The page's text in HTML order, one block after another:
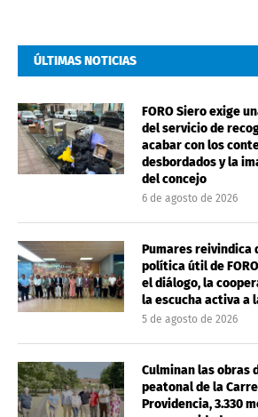
ÚLTIMAS NOTICIAS
FORO Siero exige
del servicio de
acabar con los
desbordados y la
del concejo
6 de agosto de 2026
Pumares reivindica
política útil de
el diálogo, la
la escucha activa a
5 de agosto de 2026
Culminan las obras
peatonal de la
Providencia, 3.330